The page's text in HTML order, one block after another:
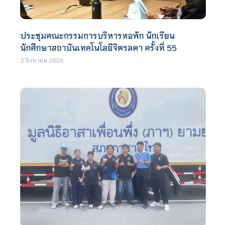
ประชุมคณะกรรมการบริหารหอพัก นักเรียน
นักศึกษาสถาบันเทคโนโลยีจิตรลดา ครั้งที่ 55
3 สิงหาคม 2026